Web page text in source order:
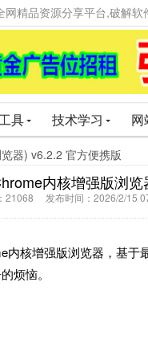
精品资源分享平台,破解软
具 技术学习 网
器) v6.2.2 官方便携版
内核增强版浏
21068 发布时间：2026/2/15
核增强版浏览器，基
烦恼。